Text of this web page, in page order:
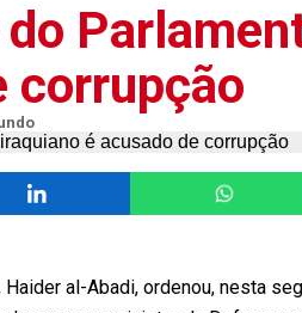
corrupção
al-Abadi, ordenou, nesta